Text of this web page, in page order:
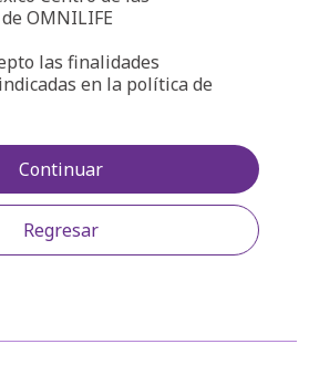
OMNILIFE
las finalidades
en la política de
Regresar
Continuar